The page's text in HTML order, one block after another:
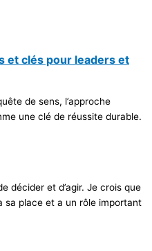
et clés pour leaders et
de sens, l’approche
une clé de réussite durable.
décider et d’agir. Je crois que
sa place et a un rôle important